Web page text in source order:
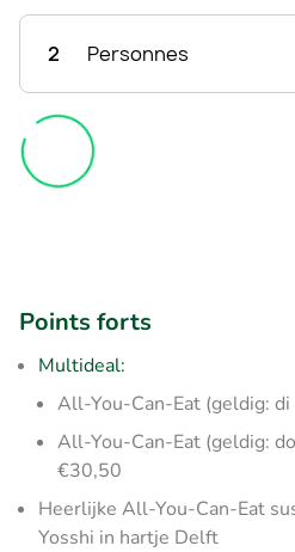
2 Personnes
Points forts
Multideal:
All-You-Can-Eat (geldig:
All-You-Can-Eat (geldig:
€30,50
Heerlijke All-You-Can-Eat
Yosshi in hartje Delft